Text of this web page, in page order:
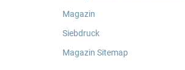
Magazin
Siebdruck
Magazin Sitemap